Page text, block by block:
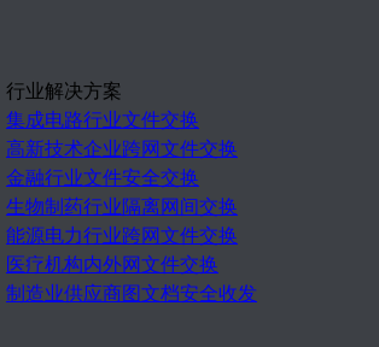
行业解决方案
集成电路行业文件交换
高新技术企业跨网文件交换
金融行业文件安全交换
生物制药行业隔离网间交换
能源电力行业跨网文件交换
医疗机构内外网文件交换
制造业供应商图文档安全收发